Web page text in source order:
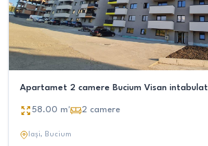
Apartamet 2 camere Bucium Visan intabulat
58.00 m² 2 camere
Iași, Bucium